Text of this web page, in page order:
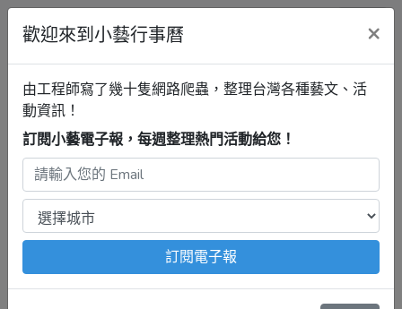
小藝行事曆
台南行事曆
【麻豆區】總爺藝
文中心
城傳統藝術學會20周年特展
2026年1月23日 – 7月19日
注意：出發前請去官網再次確認！
取，沒有算到疫情影響、例行休館日、國定假日、移師外地
歡迎來到小藝行事曆 ×
由工程師寫了幾十隻網路爬蟲，整理台灣各種藝文、活
動資訊！
訂閱小藝電子報，每週整理熱門活動給您！
訂閱電子報